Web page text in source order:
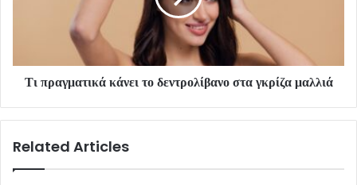
Τι πραγματικά κάνει το δεντρολίβανο στα γκρίζα μαλλιά
Related Articles